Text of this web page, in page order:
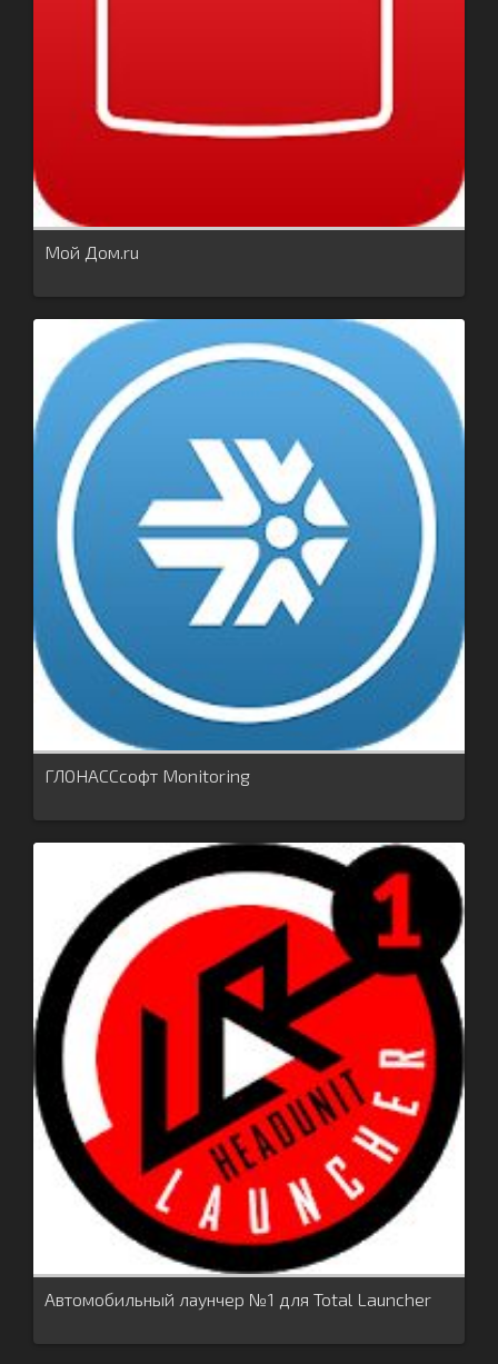
Мой Дом.ru
ГЛОНАССсофт Monitoring
Автомобильный лаунчер №1 для Total Launcher